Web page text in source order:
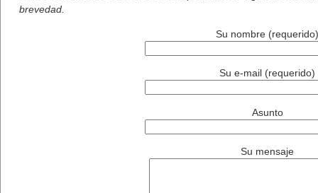
brevedad.
Su nombre (requerido)
Su e-mail (requerido)
Asunto
Su mensaje